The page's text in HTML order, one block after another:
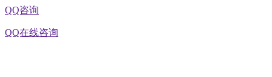
QQ咨询
QQ在线咨询